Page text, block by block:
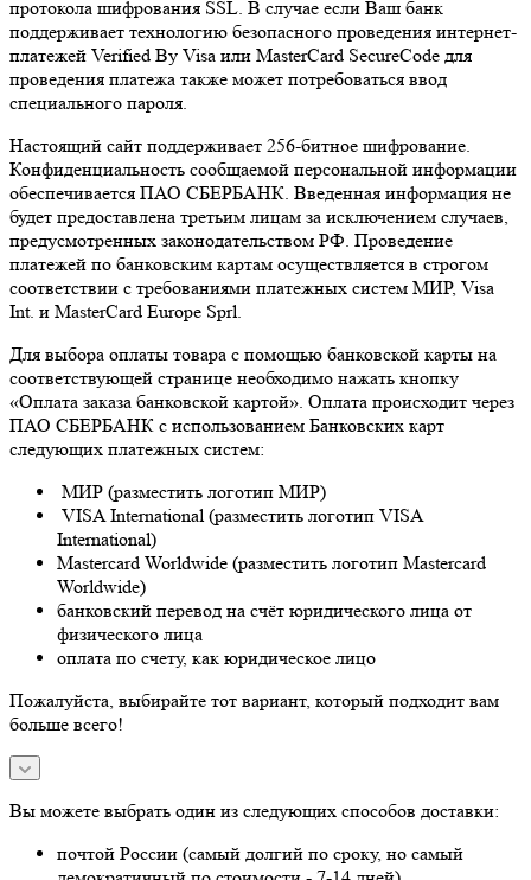
протокола шифрования SSL. В случае если Ваш банк
поддерживает технологию безопасного проведения интернет-
платежей Verified By Visa или MasterCard SecureCode для
проведения платежа также может потребоваться ввод
специального пароля.
Настоящий сайт поддерживает 256-битное шифрование.
Конфиденциальность сообщаемой персональной информации
обеспечивается ПАО СБЕРБАНК. Введенная информация не
будет предоставлена третьим лицам за исключением случаев,
предусмотренных законодательством РФ. Проведение
платежей по банковским картам осуществляется в строгом
соответствии с требованиями платежных систем МИР, Visa
Int. и MasterCard Europe Sprl.
Для выбора оплаты товара с помощью банковской карты на
соответствующей странице необходимо нажать кнопку
«Оплата заказа банковской картой». Оплата происходит через
ПАО СБЕРБАНК с использованием Банковских карт
следующих платежных систем:
МИР (разместить логотип МИР)
VISA International (разместить логотип VISA
International)
Mastercard Worldwide (разместить логотип Mastercard
Worldwide)
банковский перевод на счёт юридического лица от
физического лица
оплата по счету, как юридическое лицо
Пожалуйста, выбирайте тот вариант, который подходит вам
больше всего!
Вы можете выбрать один из следующих способов доставки:
почтой России (самый долгий по сроку, но самый